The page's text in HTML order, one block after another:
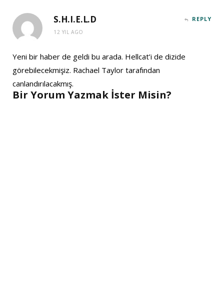
S.H.I.E.L.D
12 YIL AGO
REPLY
Yeni bir haber de geldi bu arada. Hellcat’i de dizide
görebilecekmişiz. Rachael Taylor tarafından
canlandırılacakmış.
Bir Yorum Yazmak İster Misin?